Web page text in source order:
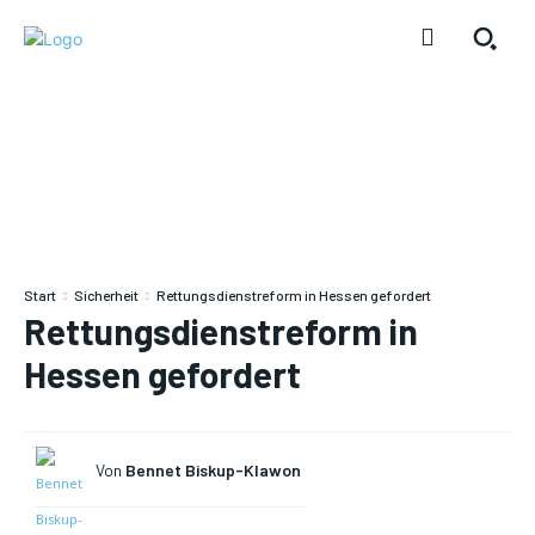
Start Sicherheit Rettungsdienstreform in Hessen gefordert
Rettungsdienstreform in
Hessen gefordert
Von Bennet Biskup-Klawon